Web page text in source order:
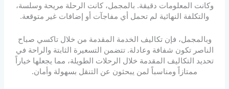
وكانت المعلومات دقيقة. بالمجمل، كانت الرحلة مريحة وسلسة،
والتكلفة النهائية لم تحمل أي مفاجآت أو إضافات غير متوقعة.
وبالمجمل، فإن تكاليف الخدمة المقدمة من خلال تاكسي صباح
الناصر تكون شفافة وعادلة. تتضمن التسعيرة الثابتة والراحة في
تحديد التكاليف المقدمة خلال الرحلات الطويلة، مما يجعلها خياراً
ممتازاً ومناسباً لمن يبحثون عن التنقل بسهولة وأمان.